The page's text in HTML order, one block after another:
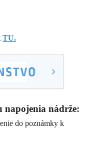
TU.
nádrže:
do poznámky k